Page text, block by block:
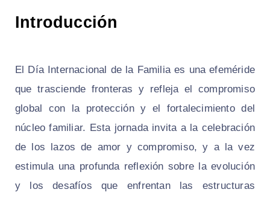
Introducción
El Día Internacional de la Familia es una efeméride
que trasciende fronteras y refleja el compromiso
global con la protección y el fortalecimiento del
núcleo familiar. Esta jornada invita a la celebración
de los lazos de amor y compromiso, y a la vez
estimula una profunda reflexión sobre la evolución
y los desafíos que enfrentan las estructuras